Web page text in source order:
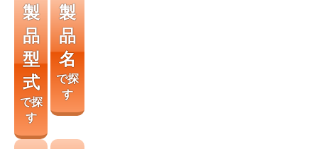
製
品
型
式
で探
す
製
品
名
で探
す